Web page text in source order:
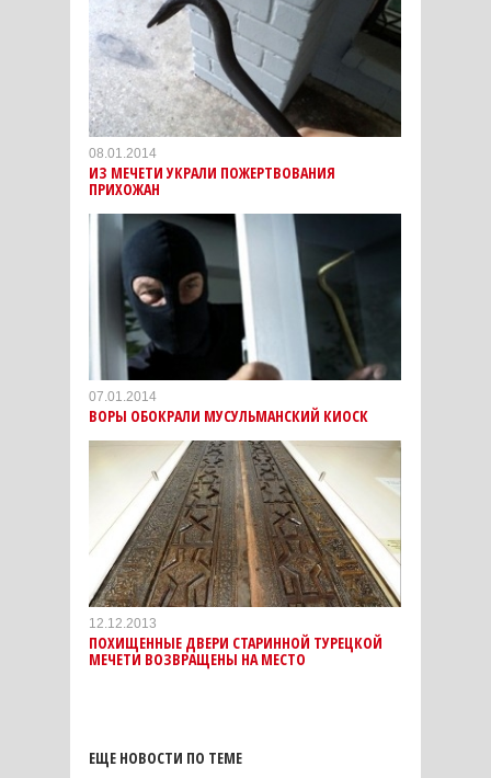
08.01.2014
ИЗ МЕЧЕТИ УКРАЛИ ПОЖЕРТВОВАНИЯ
ПРИХОЖАН
07.01.2014
ВОРЫ ОБОКРАЛИ МУСУЛЬМАНСКИЙ КИОСК
12.12.2013
ПОХИЩЕННЫЕ ДВЕРИ СТАРИННОЙ ТУРЕЦКОЙ
МЕЧЕТИ ВОЗВРАЩЕНЫ НА МЕСТО
ЕЩЕ НОВОСТИ ПО ТЕМЕ